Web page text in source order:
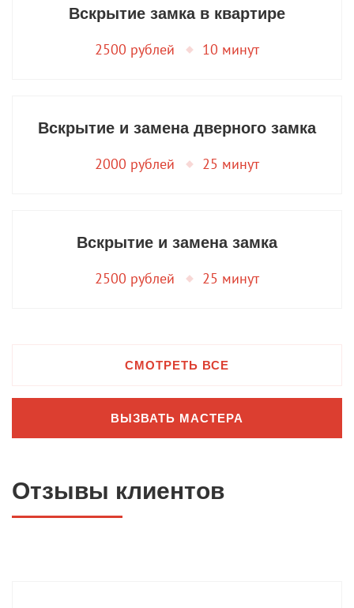
Вскрытие замка в квартире
2500 рублей 10 минут
Вскрытие и замена дверного замка
2000 рублей 25 минут
Вскрытие и замена замка
2500 рублей 25 минут
СМОТРЕТЬ ВСЕ
ВЫЗВАТЬ МАСТЕРА
Отзывы клиентов